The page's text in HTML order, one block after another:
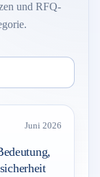
und RFQ-
Juni 2026